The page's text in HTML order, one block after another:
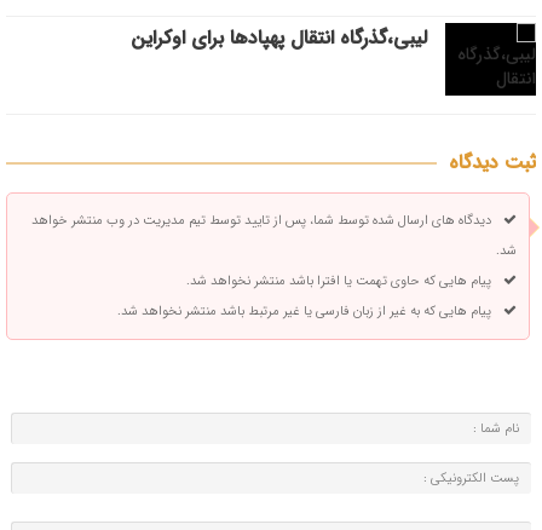
لیبی،گذرگاه انتقال پهپادها برای اوکراین
ثبت دیدگاه
دیدگاه های ارسال شده توسط شما، پس از تایید توسط تیم مدیریت در وب منتشر خواهد
شد.
پیام هایی که حاوی تهمت یا افترا باشد منتشر نخواهد شد.
پیام هایی که به غیر از زبان فارسی یا غیر مرتبط باشد منتشر نخواهد شد.